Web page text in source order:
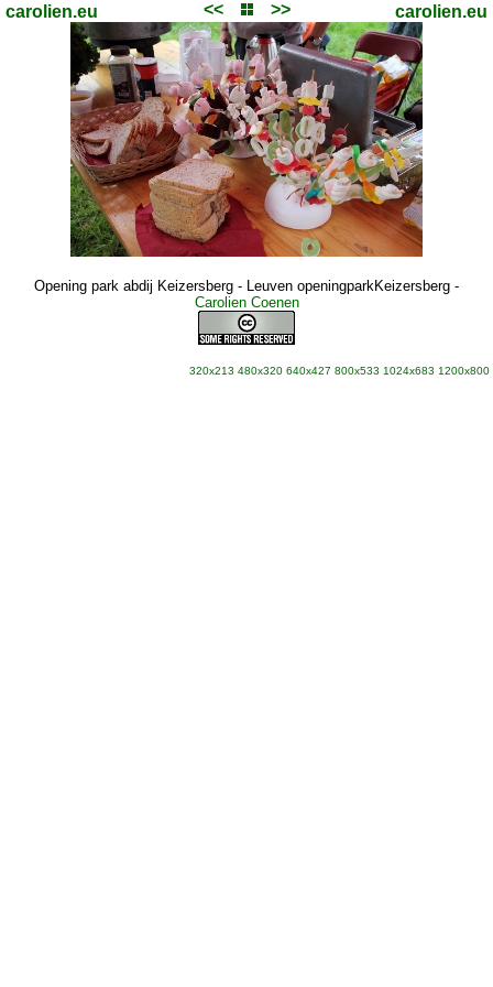
carolien.eu << >> carolien.eu
Opening park abdij Keizersberg - Leuven openingparkKeizersberg -
Carolien Coenen
320x213 480x320 640x427 800x533 1024x683 1200x800